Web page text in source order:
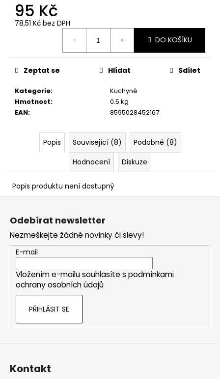
95 Kč
78,51 Kč bez DPH
DO KOŠÍKU
Kategorie:
Kuchyně
Hmotnost:
0.5 kg
EAN: 8595028452167
Zeptat se Hlídat Sdílet
Popis Související (8)
Podobné (8)
Hodnocení
Diskuze
Popis produktu není dostupný
u
m
e
Z
Odebírat newsletter
Nezmeškejte žádné novinky či slevy!
E-mail
Vložením e-mailu souhlasíte s podmínkami
ochrany osobních údajů
PŘIHLÁSIT SE
Kontakt